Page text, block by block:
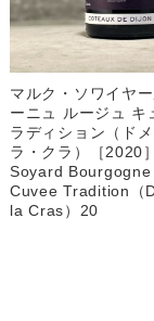
マルク・ソワイヤ
ーニュ ルージュ キ
ラディション（ドメ
ラ・クラ）［2020
Soyard
Cuvee Tradition（
la Cras）20